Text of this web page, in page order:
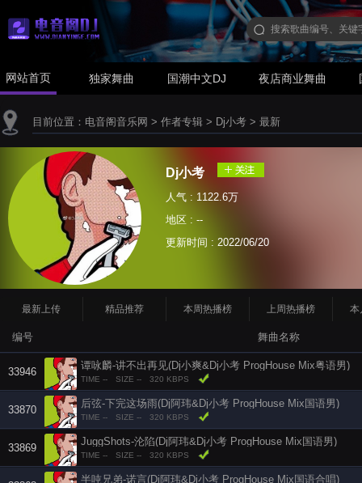
网站首页 独家舞曲 国潮中文DJ 夜店商业舞曲
目前位置： 电音阁音乐网 > 作者专辑 > Dj小考 > 最新
Dj小考
人气 : 1122.6万
地区 : --
更新时间 : 2022/06/20
最新上传 精品推荐 本周热播榜 上周热播榜 本
编号 舞曲名称
33946
谭咏麟-讲不出再见(Dj小爽&Dj小考 ProgHouse Mix粤语男)
TIME -- SIZE -- 320 KBPS
33870
后弦-下完这场雨(Dj阿玮&Dj小考 ProgHouse Mix国语男)
TIME -- SIZE -- 320 KBPS
33869
JuggShots-沦陷(Dj阿玮&Dj小考 ProgHouse Mix国语男)
TIME -- SIZE -- 320 KBPS
半吨兄弟-诺言(Dj阿玮&Dj小考 ProgHouse Mix国语合唱)